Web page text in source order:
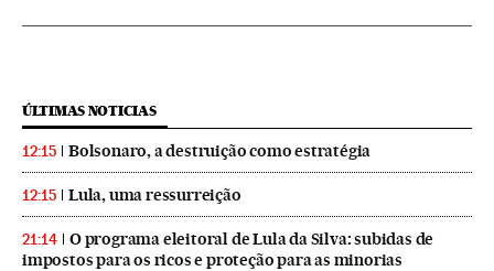
ÚLTIMAS NOTICIAS
12:15 Bolsonaro, a destruição como estratégia
12:15 Lula, uma ressurreição
21:14
O programa eleitoral de Lula da Silva: subidas de
impostos para os ricos e proteção para as minorias